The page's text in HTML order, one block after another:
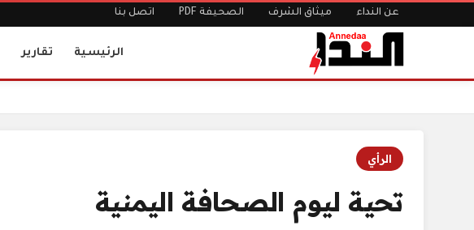
عن النداء ميثاق الشرف الصحيفة PDF اتصل بنا
الرئيسية تقارير
الرأي
تحية ليوم الصحافة اليمنية